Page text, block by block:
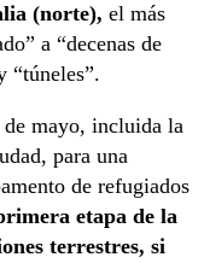
(norte), el más
a “decenas de
“túneles”.
mayo, incluida la
para una
de refugiados
etapa de la
terrestres, si